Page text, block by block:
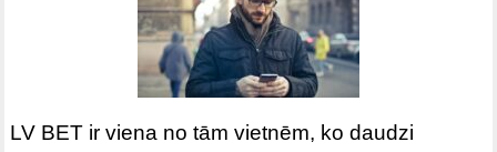
LV BET ir viena no tām vietnēm, ko daudzi